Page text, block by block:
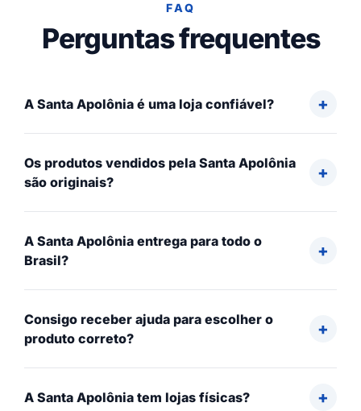
FAQ
Perguntas frequentes
A Santa Apolônia é uma loja confiável?
Os produtos vendidos pela Santa Apolônia
são originais?
A Santa Apolônia entrega para todo o
Brasil?
Consigo receber ajuda para escolher o
produto correto?
A Santa Apolônia tem lojas físicas?